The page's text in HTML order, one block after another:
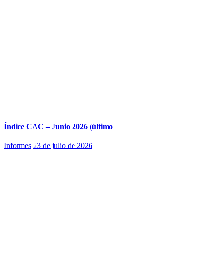
Índice CAC – Junio 2026 (último
Informes 23 de julio de 2026